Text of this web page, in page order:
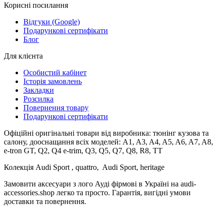
Корисні посилання
Відгуки (Google)
Подарункові сертифікати
Блог
Для клієнта
Особистий кабінет
Історія замовлень
Закладки
Розсилка
Повернення товару
Подарункові сертифікати
Офіційні оригінальні товари від виробника: тюнінг кузова та
салону, дооснащання всіх моделей: A1, A3, A4, A5, A6, A7, A8,
e-tron GT, Q2, Q4 e-trim, Q3, Q5, Q7, Q8, R8, TT
Колекція Audi Sport , quattro, Audi Sport, heritage
Замовити аксесуари з лого Ауді фірмові в Україні на audi-
accessories.shop легко та просто. Гарантія, вигідні умови
доставки та повернення.